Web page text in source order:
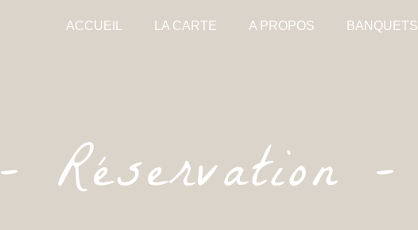
ACCUEIL LA CARTE A PROPOS BANQUETS
- Réservation -